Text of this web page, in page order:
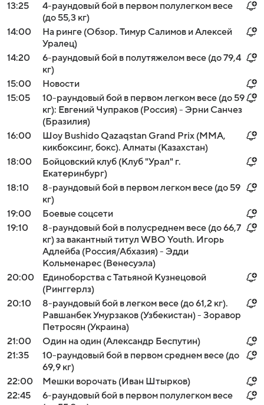
13:25
4-раундовый бой в первом полулегком весе
(до 55,3 кг)
14:00
На ринге (Обзор. Тимур Салимов и Алексей
Уралец)
14:20
6-раундовый бой в полутяжелом весе (до 79,4
кг)
15:00
Новости
15:05
10-раундовый бой в первом легком весе (до 59
кг): Евгений Чупраков (Россия) - Эрни Санчез
(Бразилия)
16:00
Шоу Bushido Qazaqstan Grand Prix (MMA,
кикбоксинг, бокс). Алматы (Казахстан)
18:00
Бойцовский клуб (Клуб "Урал" г.
Екатеринбург)
18:10
8-раундовый бой в первом легком весе (до 59
кг)
19:00
Боевые соцсети
19:10
8-раундовый бой в полусреднем весе (до 66,7
кг) за вакантный титул WBO Youth. Игорь
Адлейба (Россия/Абхазия) - Эдди
Кольменарес (Венесуэла)
20:00
Единоборства с Татьяной Кузнецовой
(Ринггерлз)
20:10
8-раундовый бой в легком весе (до 61,2 кг).
Равшанбек Умурзаков (Узбекистан) - Зоравор
Петросян (Украина)
21:00
Один на один (Александр Беспутин)
21:35
10-раундовый бой в первом среднем весе (до
69,9 кг)
22:00
Мешки ворочать (Иван Штырков)
22:45
6-раундовый бой в первом полулегком весе